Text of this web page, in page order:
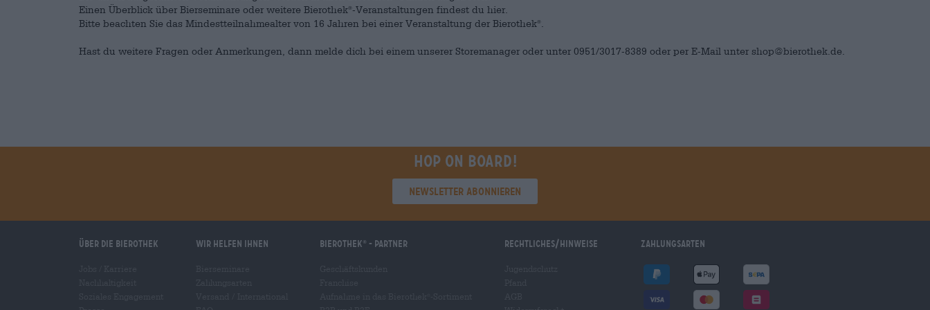
Einen Überblick über Bierseminare oder weitere Bierothek® -Veranstaltungen findest du hier.
Bitte beachten Sie das Mindestteilnahmealter von 16 Jahren bei einer Veranstaltung der Bierothek®
Hast du weitere Fragen oder Anmerkungen, dann melde dich bei einem unserer Storemanager oder unter 0951/3017-8389 oder per E-Mail unter shop@bierothek.de.
Hop on board!
Newsletter abonnieren
Über die Bierothek Wir helfen Ihnen Bierothek - Partner Rechtliches/Hinweise Zahlungsarten